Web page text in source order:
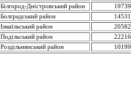
Білгород-Дністровськийрайон
Болградськийрайон
Ізмаїльськийрайон
Подільськийрайон
Роздільнянськийрайон